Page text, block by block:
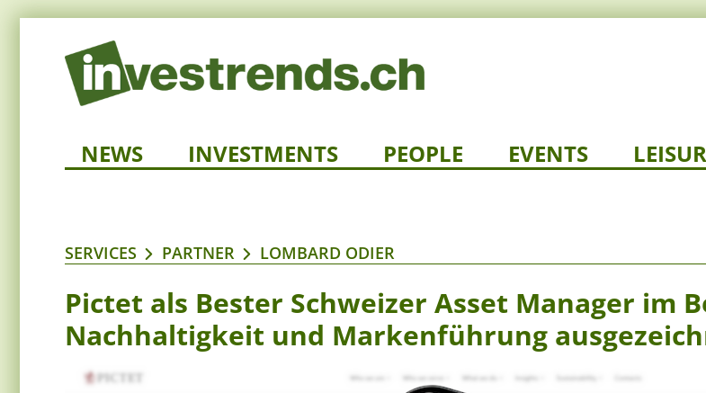
NEWS INVESTMENTS PEOPLE EVENTS
SERVICES PARTNER LOMBARD ODIER
Pictet als Bester Schweizer Asset Manager im
Nachhaltigkeit und Markenführung